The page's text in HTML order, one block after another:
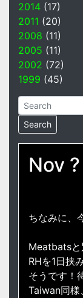
2014 (17)
2011 (20)
2008 (11)
2005 (11)
2002 (72)
1999 (45)
Nov ?
ちなみに、
Meatbatsと
RHを1日挟
そうです！
Taiwan同様